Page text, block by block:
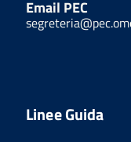
Email PEC
Linee Guida